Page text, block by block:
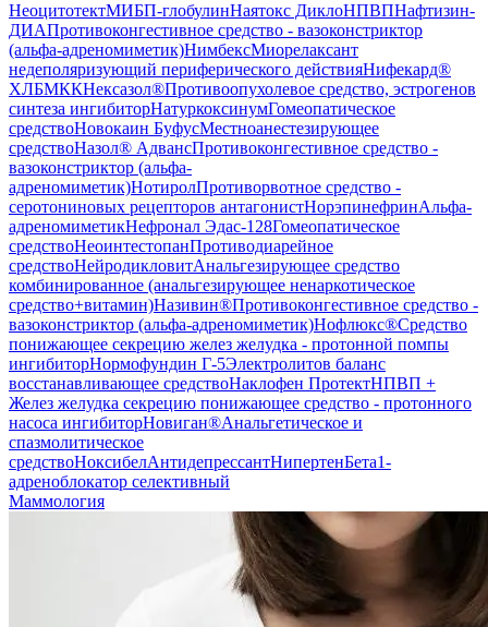
НеоцитотектМИБП-глобулинНаятокс ДиклоНПВПНафтизин-
ДИАПротивоконгестивное средство - вазоконстриктор
(альфа-адреномиметик)НимбексМиорелаксант
недеполяризующий периферического действияНифекард®
ХЛБМККНексазол®Противоопухолевое средство, эстрогенов
синтеза ингибиторНатуркоксинумГомеопатическое
средствоНовокаин БуфусМестноанестезирующее
средствоНазол® АдвансПротивоконгестивное средство -
вазоконстриктор (альфа-
адреномиметик)НотиролПротиворвотное средство -
серотониновых рецепторов антагонистНорэпинефринАльфа-
адреномиметикНефронал Эдас-128Гомеопатическое
средствоНеоинтестопанПротиводиарейное
средствоНейродикловитАнальгезирующее средство
комбинированное (анальгезирующее ненаркотическое
средство+витамин)Називин®Противоконгестивное средство -
вазоконстриктор (альфа-адреномиметик)Нофлюкс®Средство
понижающее секрецию желез желудка - протонной помпы
ингибиторНормофундин Г-5Электролитов баланс
восстанавливающее средствоНаклофен ПротектНПВП +
Желез желудка секрецию понижающее средство - протонного
насоса ингибиторНовиган®Анальгетическое и
спазмолитическое
средствоНоксибелАнтидепрессантНипертенБета1-
адреноблокатор селективный
Маммология